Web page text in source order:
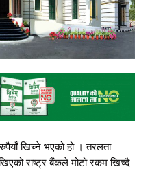
खिच्ने भएको हो । तरलता
राष्ट्र बैंकले मोटो रकम खिच्दै